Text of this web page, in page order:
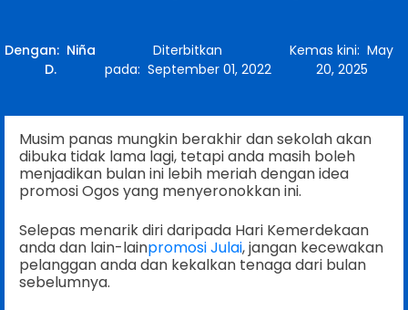
Dengan: Niña
D.
Diterbitkan
pada: September 01, 2022
Kemas kini:May
20, 2025
Musim panas mungkin berakhir dan sekolah akan
dibuka tidak lama lagi, tetapi anda masih boleh
menjadikan bulan ini lebih meriah dengan idea
promosi Ogos yang menyeronokkan ini.
Selepas menarik diri daripada Hari Kemerdekaan
anda dan lain-lainpromosi Julai, jangan kecewakan
pelanggan anda dan kekalkan tenaga dari bulan
sebelumnya.